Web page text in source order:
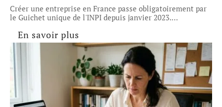
Créer une entreprise en France passe obligatoirement par
le Guichet unique de l'INPI depuis janvier 2023.…
En savoir plus